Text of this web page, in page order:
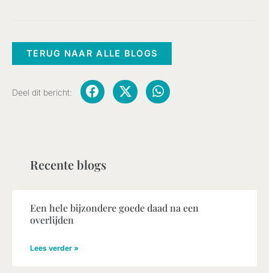
TERUG NAAR ALLE BLOGS
Deel dit bericht:
Recente blogs
Een hele bijzondere goede daad na een
overlijden
Lees verder »